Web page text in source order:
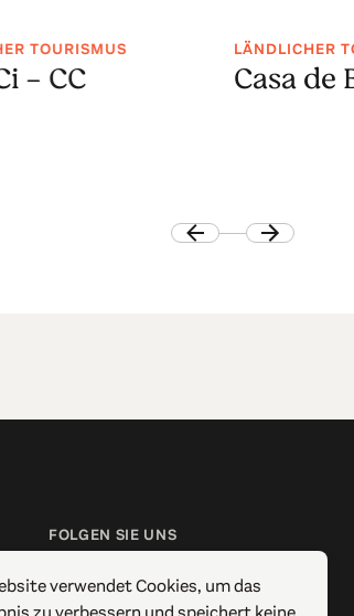
TOURISMUS
- CC
LÄNDLICHER
Casa de
FOLGEN SIE UNS
Instagram
verwendet Cookies, um das